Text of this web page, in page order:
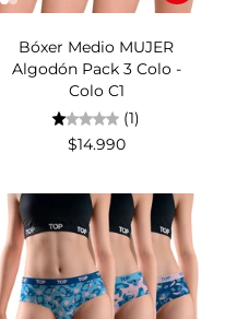
Bóxer Medio MUJER
Algodón Pack 3 Colo -
Colo C1
(1)
$14.990